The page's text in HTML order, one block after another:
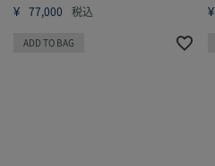
¥ 77,000 税込
ADD TO BAG
¥